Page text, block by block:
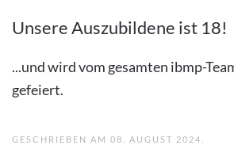
Unsere Auszubildene ist 18!
...und wird vom gesamten ibmp-
gefeiert.
GESCHRIEBEN AM 08. AUGUST 2024